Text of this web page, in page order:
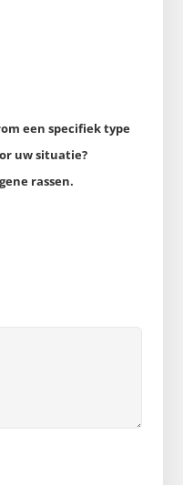
een specifiek type
uw situatie?
rassen.